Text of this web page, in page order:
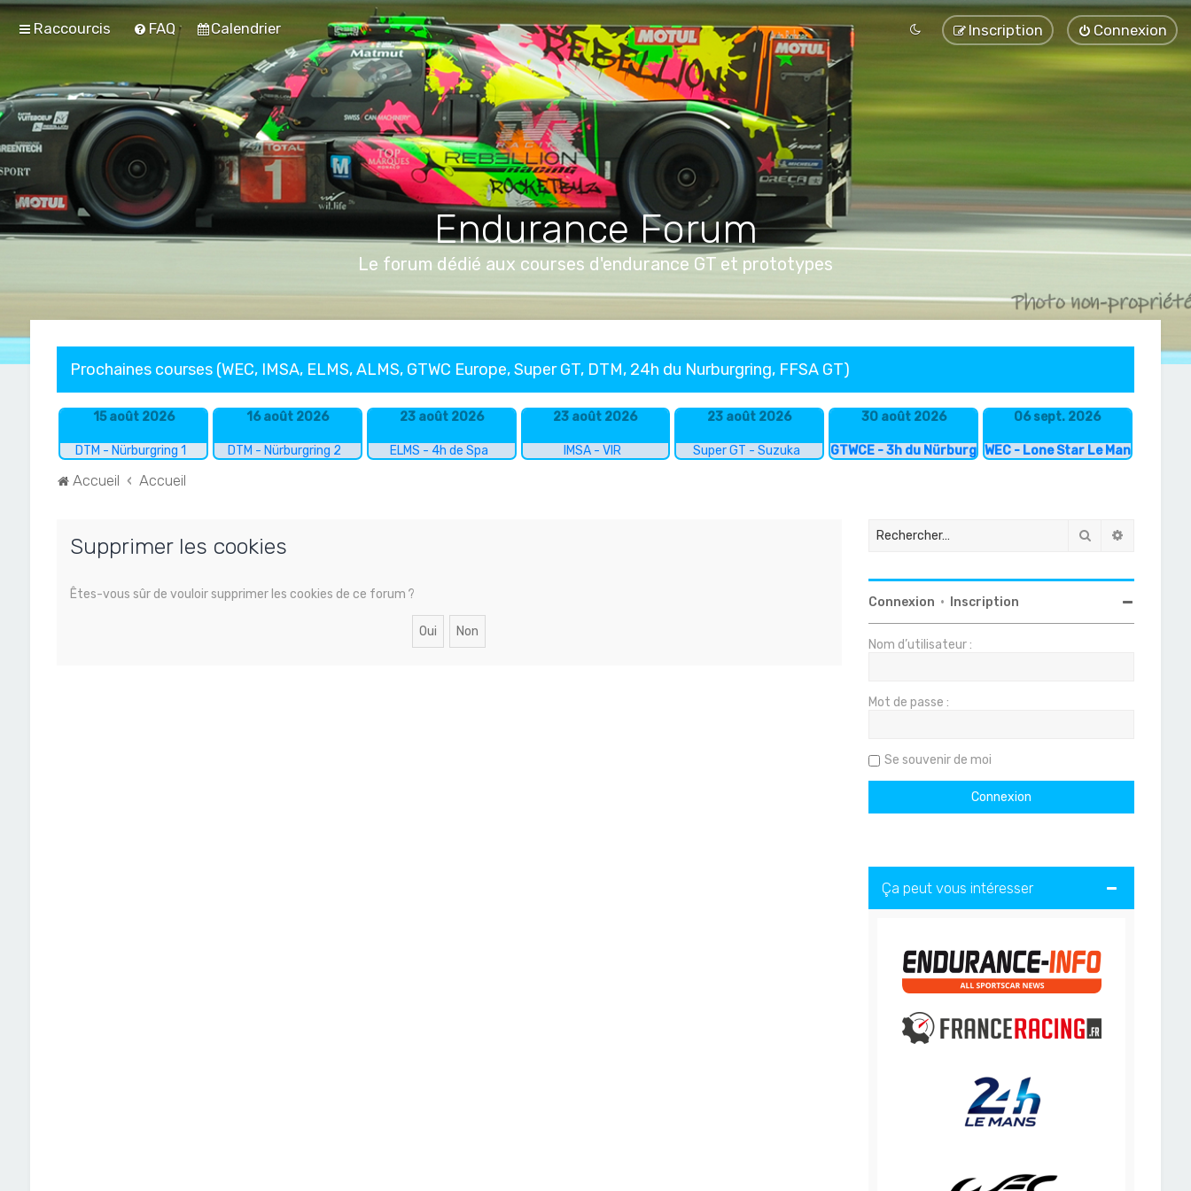
Raccourcis FAQ Calendrier Connexion
Inscription
Endurance Forum
Le forum dédié aux courses d'endurance GT et prototypes
Prochaines courses (WEC, IMSA, ELMS, ALMS, GTWC Europe, Super GT, DTM, 24h du Nurburgring, FFSA GT)
15 août 2026
DTM - Nürburgring 1
16 août 2026
DTM - Nürburgring 2
23 août 2026
ELMS - 4h de Spa
23 août 2026
IMSA - VIR
23 août 2026
Super GT - Suzuka
30 août 2026
GTWCE - 3h du Nürburgring
06 sept. 2026
WEC - Lone Star Le Mans
Accueil Accueil
Supprimer les cookies
Êtes-vous sûr de vouloir supprimer les cookies de ce forum ?
Rechercher
Connexion • Inscription
Nom d’utilisateur :
Mot de passe :
Se souvenir de moi
Ça peut vous intéresser